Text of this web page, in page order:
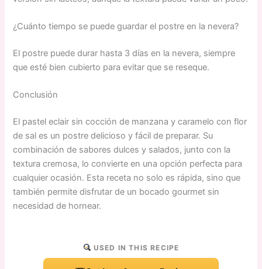
¿Cuánto tiempo se puede guardar el postre en la nevera?
El postre puede durar hasta 3 días en la nevera, siempre
que esté bien cubierto para evitar que se reseque.
Conclusión
El pastel eclair sin cocción de manzana y caramelo con flor
de sal es un postre delicioso y fácil de preparar. Su
combinación de sabores dulces y salados, junto con la
textura cremosa, lo convierte en una opción perfecta para
cualquier ocasión. Esta receta no solo es rápida, sino que
también permite disfrutar de un bocado gourmet sin
necesidad de hornear.
USED IN THIS RECIPE